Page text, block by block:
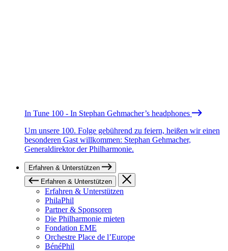
In Tune 100 - In Stephan Gehmacher’s headphones
Um unsere 100. Folge gebührend zu feiern, heißen wir einen
besonderen Gast willkommen: Stephan Gehmacher,
Generaldirektor der Philharmonie.
Erfahren & Unterstützen
Erfahren & Unterstützen
Erfahren & Unterstützen
PhilaPhil
Partner & Sponsoren
Die Philharmonie mieten
Fondation EME
Orchestre Place de l’Europe
BénéPhil